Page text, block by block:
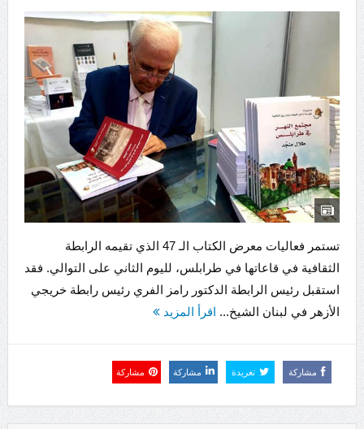
تستمر فعاليات معرض الكتاب الـ 47 الذي تقيمه الرابطة
الثقافية في قاعاتها في طرابلس، لليوم الثاني على التوالي. فقد
استقبل رئيس الرابطة الدكتور رامز الفري رئيس رابطة خريجي
الأزهر في لبنان الشيخ... اقرأ المزيد
مشاركة تغريدة مشاركة مشاركة